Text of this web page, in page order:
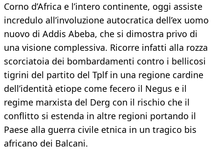
Corno d’Africa e l’intero continente, oggi assiste
incredulo all’involuzione autocratica dell’ex uomo
nuovo di Addis Abeba, che si dimostra privo di
una visione complessiva. Ricorre infatti alla rozza
scorciatoia dei bombardamenti contro i bellicosi
tigrini del partito del Tplf in una regione cardine
dell’identità etiope come fecero il Negus e il
regime marxista del Derg con il rischio che il
conflitto si estenda in altre regioni portando il
Paese alla guerra civile etnica in un tragico bis
africano dei Balcani.